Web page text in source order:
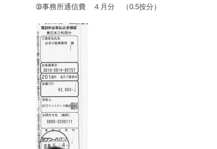
➉事務所通信費 ４月分 （0.5按分）